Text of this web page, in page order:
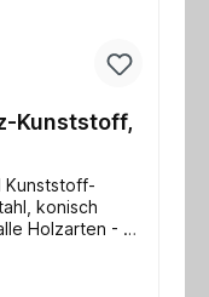
Kunststoff,
Kunststoff-
konisch
Holzarten - 1